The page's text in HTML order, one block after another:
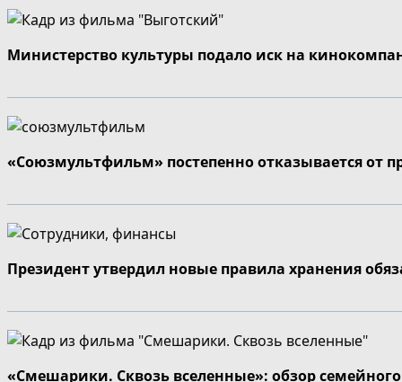
Министерство культуры подало иск на
«Союзмультфильм» постепенно отказывается от
Президент утвердил новые правила хранения
«Смешарики. Сквозь вселенные»: обзор